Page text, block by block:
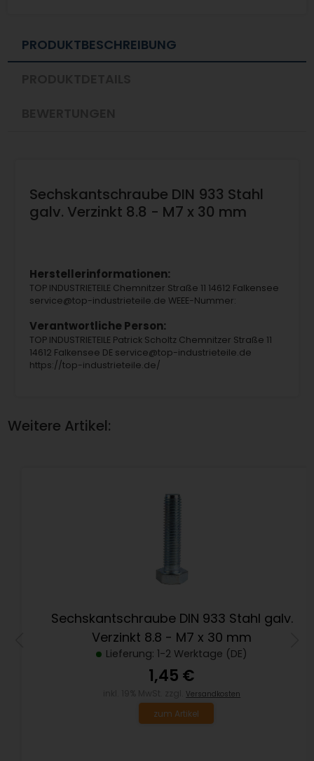
PRODUKTBESCHREIBUNG
Sechskantschraube DIN 933 Stahl
galv. Verzinkt 8.8 - M7 x 30 mm
Herstellerinformationen:
TOP INDUSTRIETEILE Chemnitzer Straße 11 14612 Falkensee
service@top-industrieteile.de WEEE-Nummer:
Verantwortliche Person:
TOP INDUSTRIETEILE Patrick Scholtz Chemnitzer Straße 11
14612 Falkensee DE service@top-industrieteile.de
https://top-industrieteile.de/
Weitere Artikel:
Sechskantschraube DIN 933 Stahl galv.
Verzinkt 8.8 - M7 x 30 mm
Lieferung: 1-2 Werktage (DE)
1,45 €
Versandkosten
zum Artikel